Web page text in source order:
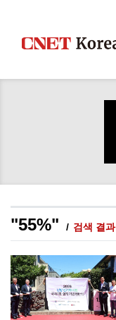
"55%" 검색 결